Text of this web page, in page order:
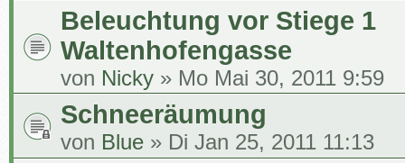
Beleuchtung vor Stiege 1
Waltenhofengasse
von Nicky » Mo Mai 30, 2011 9:59
Schneeräumung
von Blue » Di Jan 25, 2011 11:13